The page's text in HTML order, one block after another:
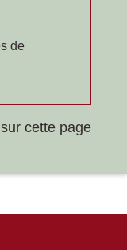
de
cette page